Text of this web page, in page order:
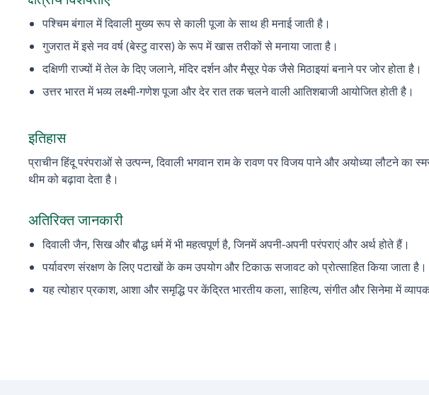
पश्चिम बंगाल में दिवाली मुख्य रूप से काली पूजा के साथ ही मनाई जाती है।
गुजरात में इसे नव वर्ष (बेस्टु वारस) के रूप में खास तरीकों से मनाया जाता है।
दक्षिणी राज्यों में तेल के दिए जलाने, मंदिर दर्शन और मैसूर पेक जैसे मिठाइयां बनाने पर जोर होता है।
उत्तर भारत में भव्य लक्ष्मी-गणेश पूजा और देर रात तक चलने वाली आतिशबाजी आयोजित होती है।
इतिहास
प्राचीन हिंदू परंपराओं से उत्पन्न, दिवाली भगवान राम के रावण पर विजय पाने और अयोध्या लौटने
थीम को बढ़ावा देता है।
अतिरिक्त जानकारी
दिवाली जैन, सिख और बौद्ध धर्म में भी महत्वपूर्ण है, जिनमें अपनी-अपनी परंपराएं और अर्थ होते हैं।
पर्यावरण संरक्षण के लिए पटाखों के कम उपयोग और टिकाऊ सजावट को प्रोत्साहित किया जाता है।
यह त्योहार प्रकाश, आशा और समृद्धि पर केंद्रित भारतीय कला, साहित्य, संगीत और सिनेमा में